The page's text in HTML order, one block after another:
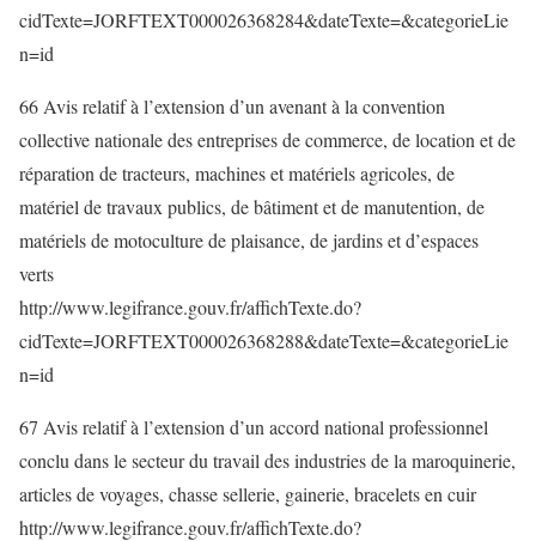
cidTexte=JORFTEXT000026368284&dateTexte=&categorieLie
n=id
66 Avis relatif à l’extension d’un avenant à la convention
collective nationale des entreprises de commerce, de location et de
réparation de tracteurs, machines et matériels agricoles, de
matériel de travaux publics, de bâtiment et de manutention, de
matériels de motoculture de plaisance, de jardins et d’espaces
verts
http://www.legifrance.gouv.fr/affichTexte.do?
cidTexte=JORFTEXT000026368288&dateTexte=&categorieLie
n=id
67 Avis relatif à l’extension d’un accord national professionnel
conclu dans le secteur du travail des industries de la maroquinerie,
articles de voyages, chasse sellerie, gainerie, bracelets en cuir
http://www.legifrance.gouv.fr/affichTexte.do?